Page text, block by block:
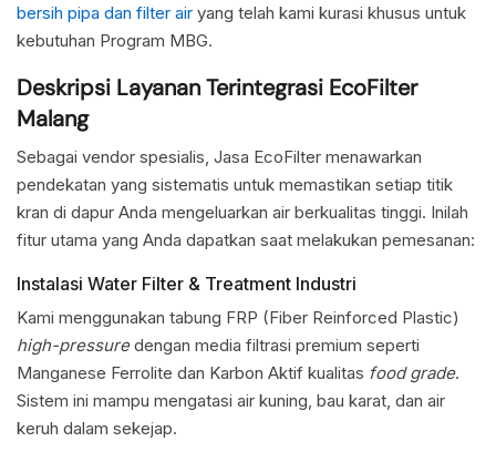
bersih pipa dan filter air yang telah kami kurasi khusus untuk
kebutuhan Program MBG.
Deskripsi Layanan Terintegrasi EcoFilter
Malang
Sebagai vendor spesialis, Jasa EcoFilter menawarkan
pendekatan yang sistematis untuk memastikan setiap titik
kran di dapur Anda mengeluarkan air berkualitas tinggi. Inilah
fitur utama yang Anda dapatkan saat melakukan pemesanan:
Instalasi Water Filter & Treatment Industri
Kami menggunakan tabung FRP (Fiber Reinforced Plastic)
high-pressuredengan media filtrasi premium seperti
Manganese Ferrolite dan Karbon Aktif kualitas food grade.
Sistem ini mampu mengatasi air kuning, bau karat, dan air
keruh dalam sekejap.